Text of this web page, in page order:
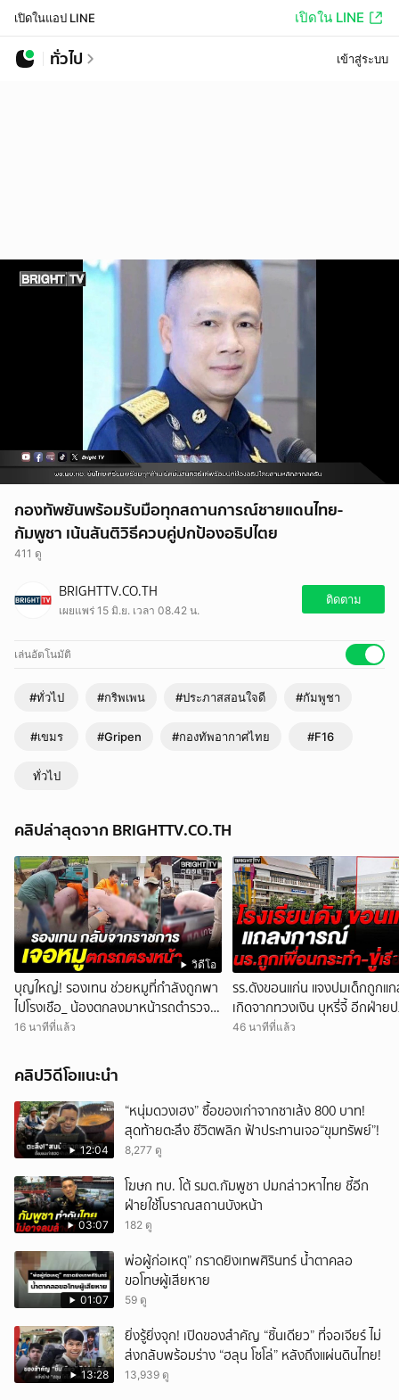
เปิดในแอป LINE เปิดใน LINE
ทั่วไป เข้าสู่ระบบ
กองทัพยันพร้อมรับมือทุกสถานการณ์ชายแดนไทย-
กัมพูชา เน้นสันติวิธีควบคู่ปกป้องอธิปไตย
411 ดู
BRIGHTTV.CO.TH
เผยแพร่ 15 มิ.ย. เวลา 08.42 น.
ติดตาม
เล่นอัตโนมัติ
#ทั่วไป #กริพเพน #ประภาสสอนใจดี #กัมพูชา
#เขมร #Gripen #กองทัพอากาศไทย #F16
ทั่วไป
คลิปล่าสุดจาก BRIGHTTV.CO.TH
วิดีโอ
บุญใหญ่! รองเทน ช่วยหมูที่กำลังถูกพา
ไปโรงเชือ_ น้องตกลงมาหน้ารถตำรวจ
พอดี
16 นาทีที่แล้ว
รร.ดังขอนแก่น แจงปมเด็กถูกแ
เกิดจากทวงเงิน บุหรี่จี้ อีกฝ่าย
46 นาทีที่แล้ว
คลิปวิดีโอแนะนำ
12:04
“หนุ่มดวงเฮง” ซื้อของเก่าจากซาเล้ง 800 บาท!
สุดท้ายตะลึง ชีวิตพลิก ฟ้าประทานเจอ“ขุมทรัพย์”!
8,277 ดู
03:07
โฆษก ทบ. โต้ รมต.กัมพูชา ปมกล่าวหาไทย ชี้อีก
ฝ่ายใช้โบราณสถานบังหน้า
182 ดู
01:07
พ่อผู้ก่อเหตุ” กราดยิงเทพศิรินทร์ น้ำตาคลอ
ขอโทษผู้เสียหาย
59 ดู
13:28
ยิ่งรู้ยิ่งจุก! เปิดของสำคัญ “ชิ้นเดียว” ที่จอเจียร์ ไม่
ส่งกลับพร้อมร่าง “ฮลุน โซโล่” หลังถึงแผ่นดินไทย!
13,939 ดู